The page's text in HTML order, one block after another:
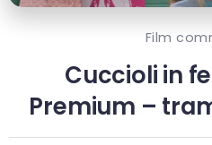
Film
Cuccioli in
Premium –